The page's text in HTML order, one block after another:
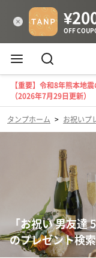
【重要】令和8年熊本地
（2026年7月29日更新）
タンプホーム > お祝いプ
「お祝い 男友達
のプレゼント検